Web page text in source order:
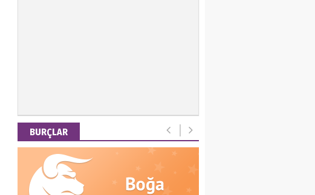
PANDEMİ SONRASI YENİ
DÜNYA DÜZENİ
ANADOLU BASIN YAYIN
Alaeddin Usta
BURÇLAR